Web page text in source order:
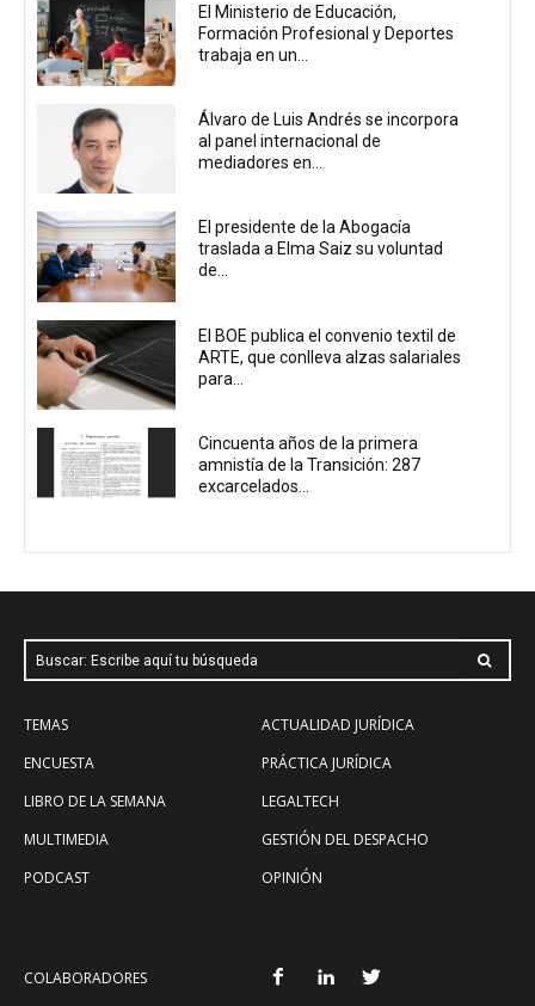
El Ministerio de Educación,
Formación Profesional y Deportes
trabaja en un...
Álvaro de Luis Andrés se incorpora
al panel internacional de
mediadores en...
El presidente de la Abogacía
traslada a Elma Saiz su voluntad
de...
El BOE publica el convenio textil de
ARTE, que conlleva alzas salariales
para...
Cincuenta años de la primera
amnistía de la Transición: 287
excarcelados...
Buscar: Escribe aquí tu búsqueda
TEMAS
ENCUESTA
LIBRO DE LA SEMANA
MULTIMEDIA
PODCAST
ACTUALIDAD JURÍDICA
PRÁCTICA JURÍDICA
LEGALTECH
GESTIÓN DEL DESPACHO
OPINIÓN
COLABORADORES